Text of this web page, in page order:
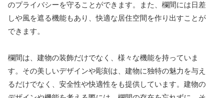
のプライバシーを守ることができます。また、欄間には日差
しや風を遮る機能もあり、快適な居住空間を作り出すことが
できます。
欄間は、建物の装飾だけでなく、様々な機能を持っていま
す。その美しいデザインや彫刻は、建物に独特の魅力を与え
るだけでなく、安全性や快適性をも提供しています。建物の